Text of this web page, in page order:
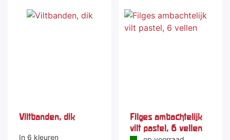
Viltbanden, dik
In 6 kleuren
Filges ambachtelijk
vilt pastel, 6 vellen